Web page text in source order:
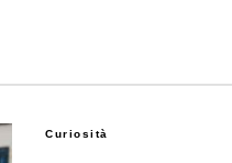
Curiosità